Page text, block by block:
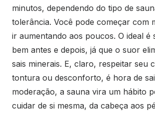
minutos, dependendo do tipo de
tolerância. Você pode começar com
ir aumentando aos poucos. O ideal é
bem antes e depois, já que o suor
sais minerais. E, claro, respeitar seu
tontura ou desconforto, é hora de
moderação, a sauna vira um hábito
cuidar de si mesma, da cabeça aos